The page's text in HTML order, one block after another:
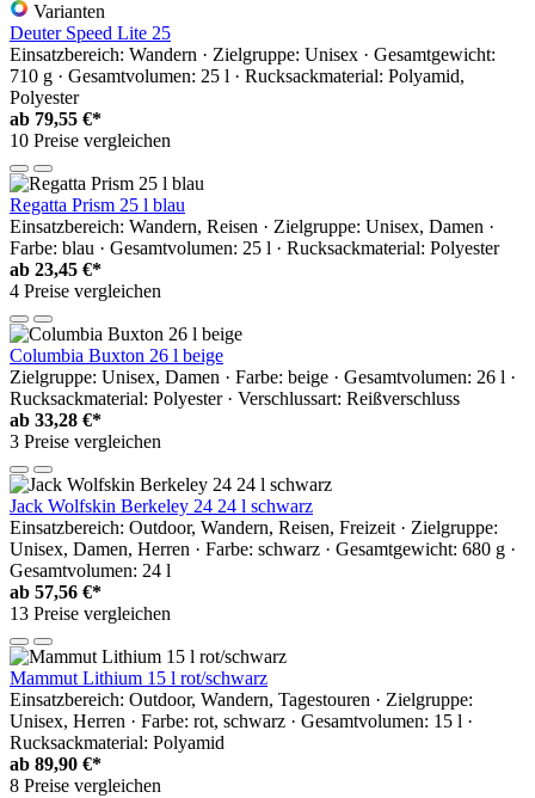
Varianten
Deuter Speed Lite 25
Einsatzbereich: Wandern · Zielgruppe: Unisex · Gesamtgewicht:
710 g · Gesamtvolumen: 25 l · Rucksackmaterial: Polyamid,
Polyester
ab 79,55 €*
10 Preise vergleichen
Regatta Prism 25 l blau
Einsatzbereich: Wandern, Reisen · Zielgruppe: Unisex, Damen ·
Farbe: blau · Gesamtvolumen: 25 l · Rucksackmaterial: Polyester
ab 23,45 €*
4 Preise vergleichen
Columbia Buxton 26 l beige
Zielgruppe: Unisex, Damen · Farbe: beige · Gesamtvolumen: 26 l ·
Rucksackmaterial: Polyester · Verschlussart: Reißverschluss
ab 33,28 €*
3 Preise vergleichen
Jack Wolfskin Berkeley 24 24 l schwarz
Einsatzbereich: Outdoor, Wandern, Reisen, Freizeit · Zielgruppe:
Unisex, Damen, Herren · Farbe: schwarz · Gesamtgewicht: 680 g ·
Gesamtvolumen: 24 l
ab 57,56 €*
13 Preise vergleichen
Mammut Lithium 15 l rot/schwarz
Einsatzbereich: Outdoor, Wandern, Tagestouren · Zielgruppe:
Unisex, Herren · Farbe: rot, schwarz · Gesamtvolumen: 15 l ·
Rucksackmaterial: Polyamid
ab 89,90 €*
8 Preise vergleichen